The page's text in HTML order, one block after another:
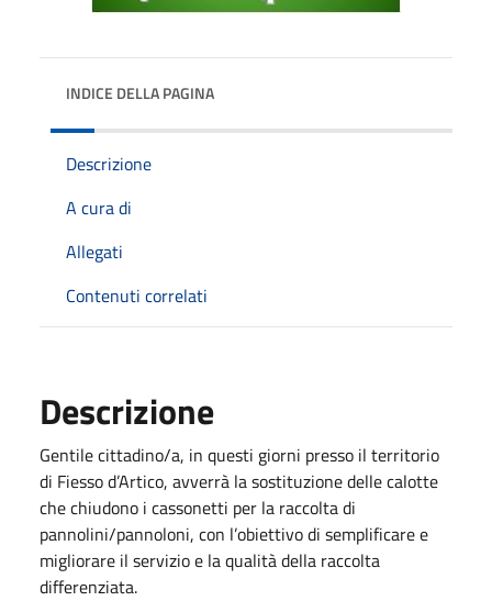
INDICE DELLA PAGINA
Descrizione
A cura di
Allegati
Contenuti correlati
Descrizione
Gentile cittadino/a, in questi giorni presso il territorio
di Fiesso d’Artico, avverrà la sostituzione delle calotte
che chiudono i cassonetti per la raccolta di
pannolini/pannoloni, con l’obiettivo di semplificare e
migliorare il servizio e la qualità della raccolta
differenziata.